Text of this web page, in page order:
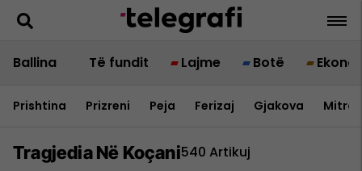
Ballina Të fundit Lajme Botë
Prishtina Prizreni Peja Ferizaj Gjakova
Tragjedia Në Koçani540 Artikuj